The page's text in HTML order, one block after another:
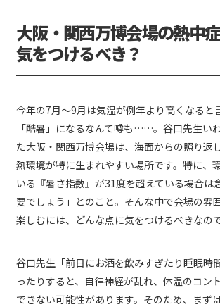
大阪・関西万博会場の熱中
気をつけるべき？
今年の7月～9月は気温が例年より高くなると
「酷暑」になるなんて噂も……。谷口先生い
た大阪・関西万博会場は、海面からの照り返
熱環境が特に生まれやすい場所です。特に、
いる『暑さ指数』が31度を超えている場合は
要でしょう」とのこと。そんな中で会場の雰
楽しむには、どんな点に気をつけるべきなの
谷口先生「前日にお酒を飲みすぎたり睡眠時
ったりすると、自律神経が乱れ、体温のコン
できない可能性があります。そのため、まず